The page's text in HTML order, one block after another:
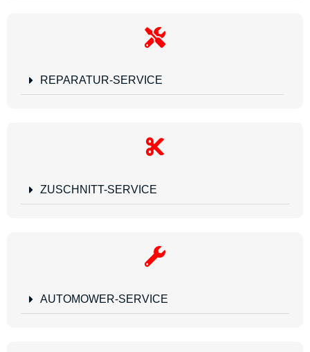
REPARATUR-SERVICE
ZUSCHNITT-SERVICE
AUTOMOWER-SERVICE